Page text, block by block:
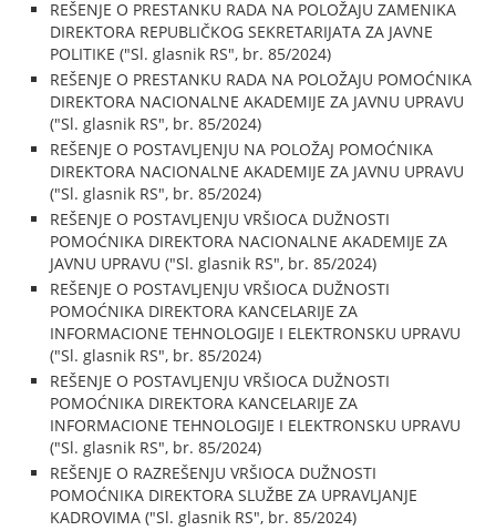
REŠENJE O PRESTANKU RADA NA POLOŽAJU ZAMENIKA
DIREKTORA REPUBLIČKOG SEKRETARIJATA ZA JAVNE
POLITIKE ("Sl. glasnik RS", br. 85/2024)
REŠENJE O PRESTANKU RADA NA POLOŽAJU POMOĆNIKA
DIREKTORA NACIONALNE AKADEMIJE ZA JAVNU UPRAVU
("Sl. glasnik RS", br. 85/2024)
REŠENJE O POSTAVLJENJU NA POLOŽAJ POMOĆNIKA
DIREKTORA NACIONALNE AKADEMIJE ZA JAVNU UPRAVU
("Sl. glasnik RS", br. 85/2024)
REŠENJE O POSTAVLJENJU VRŠIOCA DUŽNOSTI
POMOĆNIKA DIREKTORA NACIONALNE AKADEMIJE ZA
JAVNU UPRAVU ("Sl. glasnik RS", br. 85/2024)
REŠENJE O POSTAVLJENJU VRŠIOCA DUŽNOSTI
POMOĆNIKA DIREKTORA KANCELARIJE ZA
INFORMACIONE TEHNOLOGIJE I ELEKTRONSKU UPRAVU
("Sl. glasnik RS", br. 85/2024)
REŠENJE O POSTAVLJENJU VRŠIOCA DUŽNOSTI
POMOĆNIKA DIREKTORA KANCELARIJE ZA
INFORMACIONE TEHNOLOGIJE I ELEKTRONSKU UPRAVU
("Sl. glasnik RS", br. 85/2024)
REŠENJE O RAZREŠENJU VRŠIOCA DUŽNOSTI
POMOĆNIKA DIREKTORA SLUŽBE ZA UPRAVLJANJE
KADROVIMA ("Sl. glasnik RS", br. 85/2024)